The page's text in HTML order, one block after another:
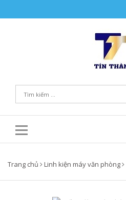
Trang chủ Linh kiện máy văn phòng